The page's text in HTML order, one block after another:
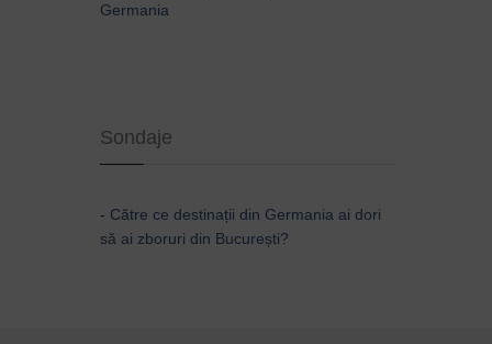
Germania
Sondaje
- Către ce destinații din Germania ai dori
să ai zboruri din București?